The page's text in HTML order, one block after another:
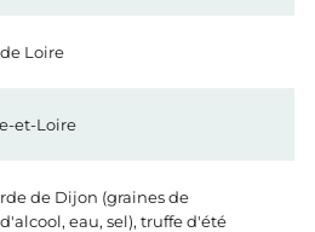
Loire
et-Loire
de Dijon (graines de
eau, sel), truffe d'été